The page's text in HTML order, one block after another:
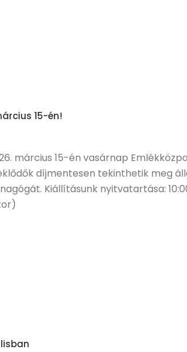
15-én!
március 15-én vasárnap
díjmentesen tekinthetik meg
Kiállításunk nyitvatartása: